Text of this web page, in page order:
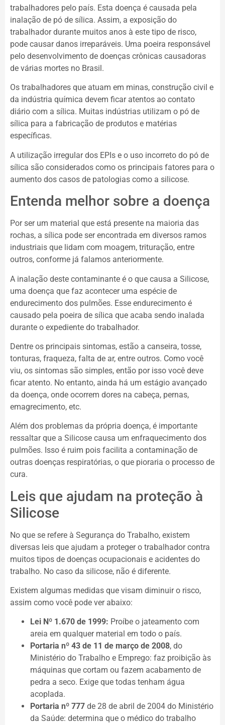
trabalhadores pelo país. Esta doença é causada pela
inalação de pó de sílica. Assim, a exposição do
trabalhador durante muitos anos à este tipo de risco,
pode causar danos irreparáveis. Uma poeira responsável
pelo desenvolvimento de doenças crônicas causadoras
de várias mortes no Brasil.
Os trabalhadores que atuam em minas, construção civil e
da indústria química devem ficar atentos ao contato
diário com a sílica. Muitas indústrias utilizam o pó de
sílica para a fabricação de produtos e matérias
específicas.
A utilização irregular dos EPIs e o uso incorreto do pó de
sílica são considerados como os principais fatores para o
aumento dos casos de patologias como a silicose.
Entenda melhor sobre a doença
Por ser um material que está presente na maioria das
rochas, a sílica pode ser encontrada em diversos ramos
industriais que lidam com moagem, trituração, entre
outros, conforme já falamos anteriormente.
A inalação deste contaminante é o que causa a Silicose,
uma doença que faz acontecer uma espécie de
endurecimento dos pulmões. Esse endurecimento é
causado pela poeira de sílica que acaba sendo inalada
durante o expediente do trabalhador.
Dentre os principais sintomas, estão a canseira, tosse,
tonturas, fraqueza, falta de ar, entre outros. Como você
viu, os sintomas são simples, então por isso você deve
ficar atento. No entanto, ainda há um estágio avançado
da doença, onde ocorrem dores na cabeça, pernas,
emagrecimento, etc.
Além dos problemas da própria doença, é importante
ressaltar que a Silicose causa um enfraquecimento dos
pulmões. Isso é ruim pois facilita a contaminação de
outras doenças respiratórias, o que pioraria o processo de
cura.
Leis que ajudam na proteção à
Silicose
No que se refere à Segurança do Trabalho, existem
diversas leis que ajudam a proteger o trabalhador contra
muitos tipos de doenças ocupacionais e acidentes do
trabalho. No caso da silicose, não é diferente.
Existem algumas medidas que visam diminuir o risco,
assim como você pode ver abaixo:
Lei Nº 1.670 de 1999: Proíbe o jateamento com
areia em qualquer material em todo o país.
Portaria nº 43 de 11 de março de 2008, do
Ministério do Trabalho e Emprego: faz proibição às
máquinas que cortam ou fazem acabamento de
pedra a seco. Exige que todas tenham água
acoplada.
Portaria nº 777 de 28 de abril de 2004 do Ministério
da Saúde: determina que o médico do trabalho